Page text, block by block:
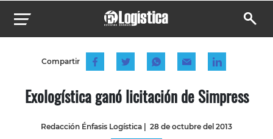
Compartir
Exologística ganó licitación de Simpress
Redacción Énfasis Logística | 28 de octubre del 2013